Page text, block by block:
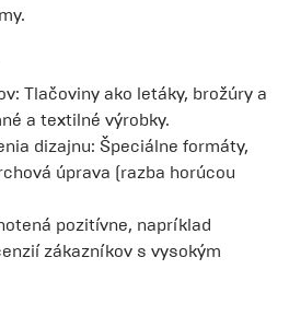
Tlačoviny ako letáky, brožúry a
a textilné výrobky.
dizajnu: Špeciálne formáty,
úprava (razba horúcou
pozitívne, napríklad
zákazníkov s vysokým